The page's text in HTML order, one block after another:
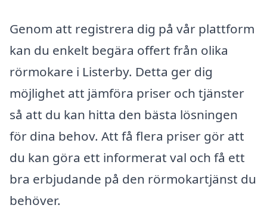
Genom att registrera dig på vår plattform
kan du enkelt begära offert från olika
rörmokare i Listerby. Detta ger dig
möjlighet att jämföra priser och tjänster
så att du kan hitta den bästa lösningen
för dina behov. Att få flera priser gör att
du kan göra ett informerat val och få ett
bra erbjudande på den rörmokartjänst du
behöver.